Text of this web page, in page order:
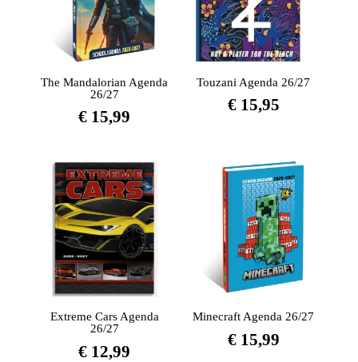
The Mandalorian Agenda
26/27
€ 15,99
Touzani Agenda 26/27
€15,95
Extreme Cars Agenda
26/27
€ 12,99
Minecraft Agenda 26/27
€15,99